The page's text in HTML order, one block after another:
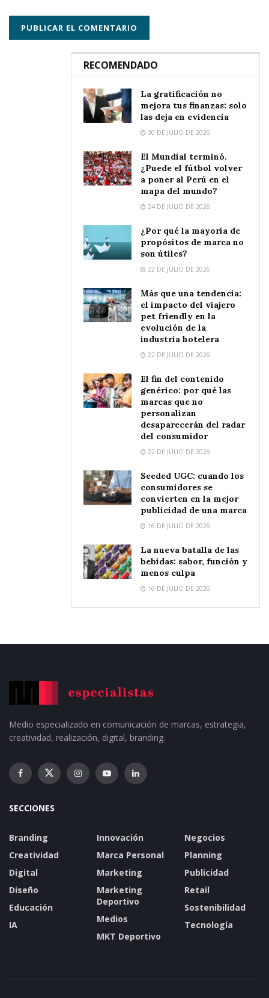
RECOMENDADO
La gratificación no
mejora tus finanzas: solo
las deja en evidencia
30 DE JULIO DE 2026
El Mundial terminó.
¿Puede el fútbol volver
a poner al Perú en el
mapa del mundo?
24 DE JULIO DE 2026
¿Por qué la mayoría de
propósitos de marca no
son útiles?
22 DE JULIO DE 2026
Más que una tendencia:
el impacto del viajero
pet friendly en la
evolución de la
industria hotelera
22 DE JULIO DE 2026
El fin del contenido
genérico: por qué las
marcas que no
personalizan
desaparecerán del radar
del consumidor
22 DE JULIO DE 2026
Seeded UGC: cuando los
consumidores se
convierten en la mejor
publicidad de una marca
16 DE JULIO DE 2026
La nueva batalla de las
bebidas: sabor, función y
menos culpa
16 DE JULIO DE 2026
Medio especializado en comunicación de marcas, estrategia,
creatividad, realización, digital, branding.
SECCIONES
Branding
Creatividad
Digital
Diseño
Educación
IA
Innovación
Marca Personal
Marketing
Marketing
Deportivo
Medios
MKT Deportivo
Negocios
Planning
Publicidad
Retail
Sostenibilidad
Tecnología